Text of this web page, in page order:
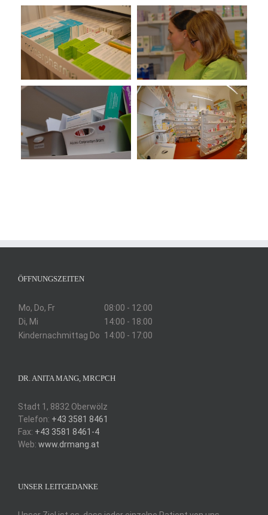
ÖFFNUNGSZEITEN
Mo, Do, Fr
08:00 - 12:00
Di, Mi
14:00 - 18:00
Kindernachmittag Do 14:00 - 17:00
DR. ANITA MANG, MRCPCH
Stadt 1, 8832 Oberwölz
Telefon: +43 3581 8461
Fax: +43 3581 8461-4
Web: www.drmang.at
UNSER LEITGEDANKE